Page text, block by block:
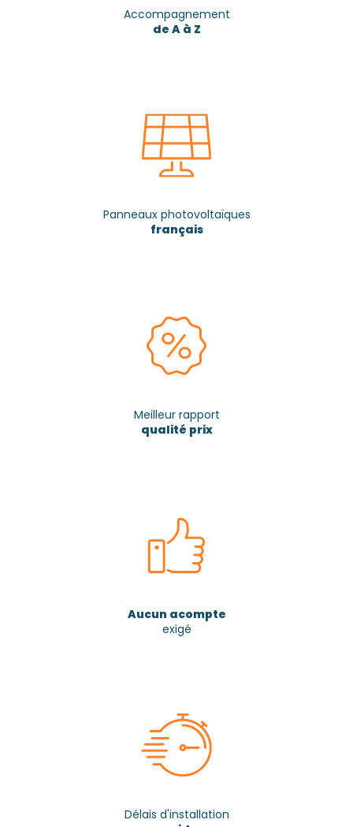
Accompagnement
de A à Z
Panneaux photovoltaïques
français
Meilleur rapport
qualité prix
Aucun acompte
exigé
Délais d'installation